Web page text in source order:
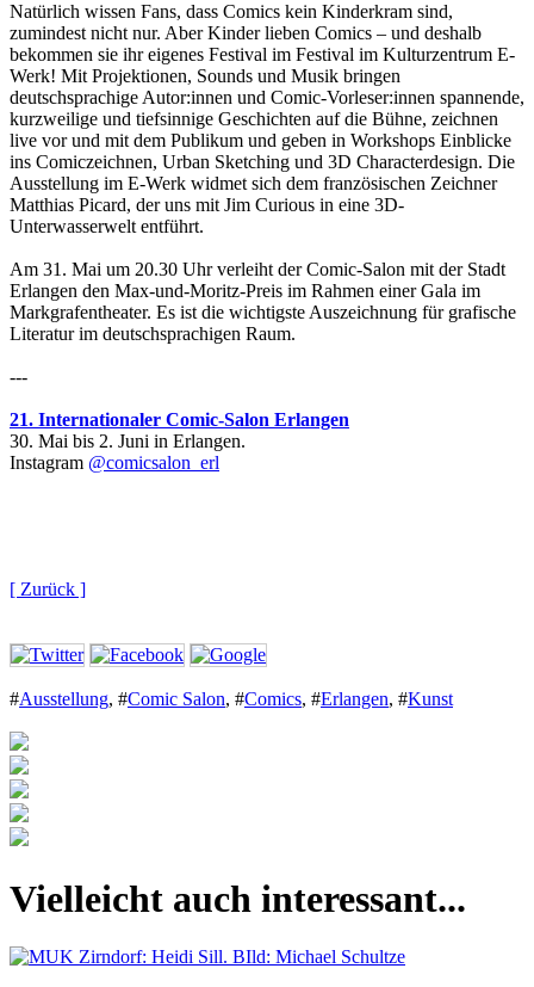
Natürlich wissen Fans, dass Comics kein Kinderkram sind,
zumindest nicht nur. Aber Kinder lieben Comics – und deshalb
bekommen sie ihr eigenes Festival im Festival im Kulturzentrum E-
Werk! Mit Projektionen, Sounds und Musik bringen
deutschsprachige Autor:innen und Comic-Vorleser:innen spannende,
kurzweilige und tiefsinnige Geschichten auf die Bühne, zeichnen
live vor und mit dem Publikum und geben in Workshops Einblicke
ins Comiczeichnen, Urban Sketching und 3D Characterdesign. Die
Ausstellung im E-Werk widmet sich dem französischen Zeichner
Matthias Picard, der uns mit Jim Curious in eine 3D-
Unterwasserwelt entführt.
Am 31. Mai um 20.30 Uhr verleiht der Comic-Salon mit der Stadt
Erlangen den Max-und-Moritz-Preis im Rahmen einer Gala im
Markgrafentheater. Es ist die wichtigste Auszeichnung für grafische
Literatur im deutschsprachigen Raum.
---
21. Internationaler Comic-Salon Erlangen
30. Mai bis 2. Juni in Erlangen.
Instagram @comicsalon_erl
[ Zurück ]
#Ausstellung, #Comic Salon, #Comics, #Erlangen, #Kunst
Vielleicht auch interessant...